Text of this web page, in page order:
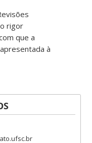
rigor
que a
à